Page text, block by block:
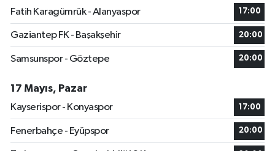
Fatih Karagümrük - Alanyaspor
17:00
Gaziantep FK - Başakşehir 20:00
Samsunspor - Göztepe 20:00
17 Mayıs, Pazar
Kayserispor - Konyaspor
17:00
Fenerbahçe - Eyüpspor 20:00